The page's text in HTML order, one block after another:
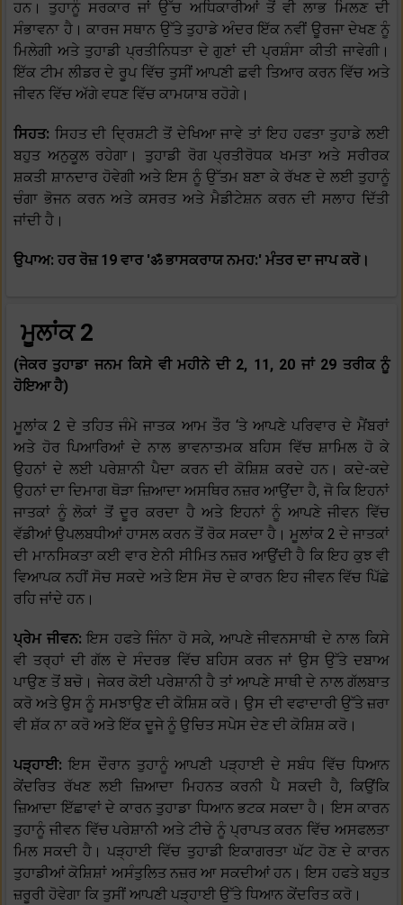
ਹਨ। ਤੁਹਾਨੂੰ ਸਰਕਾਰ ਜਾਂ ਉੱਚ ਅਧਿਕਾਰੀਆਂ ਤੋਂ ਵੀ ਲਾਭ ਮਿਲਣ ਦੀ
ਸੰਭਾਵਨਾ ਹੈ। ਕਾਰਜ ਸਥਾਨ ਉੱਤੇ ਤੁਹਾਡੇ ਅੰਦਰ ਇੱਕ ਨਵੀਂ ਊਰਜਾ ਦੇਖਣ ਨੂੰ
ਮਿਲੇਗੀ ਅਤੇ ਤੁਹਾਡੀ ਪ੍ਰਤੀਨਿਧਤਾ ਦੇ ਗੁਣਾਂ ਦੀ ਪ੍ਰਸ਼ੰਸਾ ਕੀਤੀ ਜਾਵੇਗੀ।
ਇੱਕ ਟੀਮ ਲੀਡਰ ਦੇ ਰੂਪ ਵਿੱਚ ਤੁਸੀਂ ਆਪਣੀ ਛਵੀ ਤਿਆਰ ਕਰਨ ਵਿੱਚ ਅਤੇ
ਜੀਵਨ ਵਿੱਚ ਅੱਗੇ ਵਧਣ ਵਿੱਚ ਕਾਮਯਾਬ ਰਹੋਗੇ।
ਸਿਹਤ: ਸਿਹਤ ਦੀ ਦ੍ਰਿਸ਼ਟੀ ਤੋਂ ਦੇਖਿਆ ਜਾਵੇ ਤਾਂ ਇਹ ਹਫਤਾ ਤੁਹਾਡੇ ਲਈ
ਬਹੁਤ ਅਨੁਕੂਲ ਰਹੇਗਾ। ਤੁਹਾਡੀ ਰੋਗ ਪ੍ਰਤੀਰੋਧਕ ਖਮਤਾ ਅਤੇ ਸਰੀਰਕ
ਸ਼ਕਤੀ ਸ਼ਾਨਦਾਰ ਹੋਵੇਗੀ ਅਤੇ ਇਸ ਨੂੰ ਉੱਤਮ ਬਣਾ ਕੇ ਰੱਖਣ ਦੇ ਲਈ ਤੁਹਾਨੂੰ
ਚੰਗਾ ਭੋਜਨ ਕਰਨ ਅਤੇ ਕਸਰਤ ਅਤੇ ਮੈਡੀਟੇਸ਼ਨ ਕਰਨ ਦੀ ਸਲਾਹ ਦਿੱਤੀ
ਜਾਂਦੀ ਹੈ।
ਉਪਾਅ: ਹਰ ਰੋਜ਼ 19 ਵਾਰ 'ॐ ਭਾਸਕਰਾਯ ਨਮਹ:' ਮੰਤਰ ਦਾ ਜਾਪ ਕਰੋ।
ਮੂਲਾਂਕ 2
(ਜੇਕਰ ਤੁਹਾਡਾ ਜਨਮ ਕਿਸੇ ਵੀ ਮਹੀਨੇ ਦੀ 2, 11, 20 ਜਾਂ 29 ਤਰੀਕ ਨੂੰ
ਹੋਇਆ ਹੈ)
ਮੂਲਾਂਕ 2 ਦੇ ਤਹਿਤ ਜੰਮੇ ਜਾਤਕ ਆਮ ਤੌਰ ‘ਤੇ ਆਪਣੇ ਪਰਿਵਾਰ ਦੇ ਮੈਂਬਰਾਂ
ਅਤੇ ਹੋਰ ਪਿਆਰਿਆਂ ਦੇ ਨਾਲ ਭਾਵਨਾਤਮਕ ਬਹਿਸ ਵਿੱਚ ਸ਼ਾਮਿਲ ਹੋ ਕੇ
ਉਹਨਾਂ ਦੇ ਲਈ ਪਰੇਸ਼ਾਨੀ ਪੈਦਾ ਕਰਨ ਦੀ ਕੋਸ਼ਿਸ਼ ਕਰਦੇ ਹਨ। ਕਦੇ-ਕਦੇ
ਉਹਨਾਂ ਦਾ ਦਿਮਾਗ ਥੋੜਾ ਜ਼ਿਆਦਾ ਅਸਥਿਰ ਨਜ਼ਰ ਆਉਂਦਾ ਹੈ, ਜੋ ਕਿ ਇਹਨਾਂ
ਜਾਤਕਾਂ ਨੂੰ ਲੋਕਾਂ ਤੋਂ ਦੂਰ ਕਰਦਾ ਹੈ ਅਤੇ ਇਹਨਾਂ ਨੂੰ ਆਪਣੇ ਜੀਵਨ ਵਿੱਚ
ਵੱਡੀਆਂ ਉਪਲਬਧੀਆਂ ਹਾਸਲ ਕਰਨ ਤੋਂ ਰੋਕ ਸਕਦਾ ਹੈ। ਮੂਲਾਂਕ 2 ਦੇ ਜਾਤਕਾਂ
ਦੀ ਮਾਨਸਿਕਤਾ ਕਈ ਵਾਰ ਏਨੀ ਸੀਮਿਤ ਨਜ਼ਰ ਆਉਂਦੀ ਹੈ ਕਿ ਇਹ ਕੁਝ ਵੀ
ਵਿਆਪਕ ਨਹੀਂ ਸੋਚ ਸਕਦੇ ਅਤੇ ਇਸ ਸੋਚ ਦੇ ਕਾਰਨ ਇਹ ਜੀਵਨ ਵਿੱਚ ਪਿੱਛੇ
ਰਹਿ ਜਾਂਦੇ ਹਨ।
ਪ੍ਰੇਮ ਜੀਵਨ:ਇਸ ਹਫਤੇ ਜਿੰਨਾ ਹੋ ਸਕੇ, ਆਪਣੇ ਜੀਵਨਸਾਥੀ ਦੇ ਨਾਲ ਕਿਸੇ
ਵੀ ਤਰ੍ਹਾਂ ਦੀ ਗੱਲ ਦੇ ਸੰਦਰਭ ਵਿੱਚ ਬਹਿਸ ਕਰਨ ਜਾਂ ਉਸ ਉੱਤੇ ਦਬਾਅ
ਪਾਉਣ ਤੋਂ ਬਚੋ। ਜੇਕਰ ਕੋਈ ਪਰੇਸ਼ਾਨੀ ਹੈ ਤਾਂ ਆਪਣੇ ਸਾਥੀ ਦੇ ਨਾਲ ਗੱਲਬਾਤ
ਕਰੋ ਅਤੇ ਉਸ ਨੂੰ ਸਮਝਾਉਣ ਦੀ ਕੋਸ਼ਿਸ਼ ਕਰੋ। ਉਸ ਦੀ ਵਫਾਦਾਰੀ ਉੱਤੇ ਜ਼ਰਾ
ਵੀ ਸ਼ੱਕ ਨਾ ਕਰੋ ਅਤੇ ਇੱਕ ਦੂਜੇ ਨੂੰ ਉਚਿਤ ਸਪੇਸ ਦੇਣ ਦੀ ਕੋਸ਼ਿਸ਼ ਕਰੋ।
ਪੜ੍ਹਾਈ:ਇਸ ਦੌਰਾਨ ਤੁਹਾਨੂੰ ਆਪਣੀ ਪੜ੍ਹਾਈ ਦੇ ਸਬੰਧ ਵਿੱਚ ਧਿਆਨ
ਕੇਂਦਰਿਤ ਰੱਖਣ ਲਈ ਜ਼ਿਆਦਾ ਮਿਹਨਤ ਕਰਨੀ ਪੈ ਸਕਦੀ ਹੈ, ਕਿਉਂਕਿ
ਜ਼ਿਆਦਾ ਇੱਛਾਵਾਂ ਦੇ ਕਾਰਨ ਤੁਹਾਡਾ ਧਿਆਨ ਭਟਕ ਸਕਦਾ ਹੈ। ਇਸ ਕਾਰਨ
ਤੁਹਾਨੂੰ ਜੀਵਨ ਵਿੱਚ ਪਰੇਸ਼ਾਨੀ ਅਤੇ ਟੀਚੇ ਨੂੰ ਪ੍ਰਾਪਤ ਕਰਨ ਵਿੱਚ ਅਸਫਲਤਾ
ਮਿਲ ਸਕਦੀ ਹੈ। ਪੜ੍ਹਾਈ ਵਿੱਚ ਤੁਹਾਡੀ ਇਕਾਗਰਤਾ ਘੱਟ ਹੋਣ ਦੇ ਕਾਰਨ
ਤੁਹਾਡੀਆਂ ਕੋਸ਼ਿਸ਼ਾਂ ਅਸੰਤੁਲਿਤ ਨਜ਼ਰ ਆ ਸਕਦੀਆਂ ਹਨ। ਇਸ ਹਫਤੇ ਬਹੁਤ
ਜ਼ਰੂਰੀ ਹੋਵੇਗਾ ਕਿ ਤੁਸੀਂ ਆਪਣੀ ਪੜ੍ਹਾਈ ਉੱਤੇ ਧਿਆਨ ਕੇਂਦਰਿਤ ਕਰੋ।